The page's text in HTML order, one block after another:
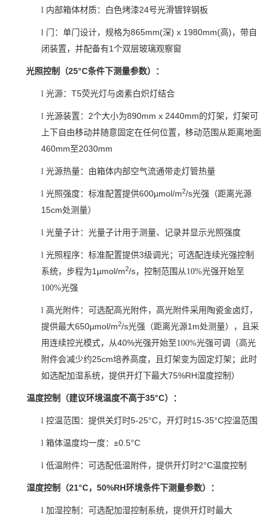
l 内部箱体材质：白色烤漆24号光滑镀锌钢板
l 门：单门设计，规格为865mm(深) x 1980mm(高) ，带自
闭装置，并配备有1 个双层玻璃观察窗
光照控制（25°C条件下测量参数）：
l 光源： T5荧光灯与卤素白炽灯结合
l 光源装置： 2个大小为890mm x 2440mm的灯架，灯架可
上下自由移动并随意固定在任何位置，移动范围从距离地面
460mm至2030mm
l 光源热量：由箱体内部空气流通带走灯管热量
l 光照强度：标准配置提供600µmol/m2/s光强 （距离光源
15cm处测量）
l 光量子计：光量子计用于测量、记录并显示光照强度
l 光照程序：标准配置提供3级调光；可选配连续光强控制
系统，步程为1µmol/m2/s，控制范围从10%光强开始至
100%光强
l 高光附件：可选配高光附件，高光附件采用陶瓷金卤灯，
提供最大650µmol/m2/s光强（距离光源1m处测量），且采
用连续控光模式，从40%光强开始至100%光强可调（高光
附件会减少约25cm培养高度，且灯架变为固定灯架；此时
如选配加湿系统，提供开灯下最大75%RH湿度控制）
温度控制（建议环境温度不高于35°C）：
l 控温范围：提供关灯时5-25°C，开灯时15-35°C控温范围
l 箱体温度均一度： ±0.5°C
l 低温附件：可选配低温附件，提供开灯时2°C温度控制
湿度控制（21°C， 50%RH环境条件下测量参数）：
l 加湿控制：可选配加湿控制系统，提供开灯时最大